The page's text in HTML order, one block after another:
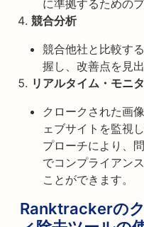
に準拠するための
競合分析
競合他社と比較す
握し、改善点を見
リアルタイム・モニ
クロークされた画
ェブサイトを監視
プローチにより、
でコンプライアン
ことができます。
Ranktrackerの